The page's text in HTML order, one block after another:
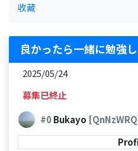
收藏
良かったら一緒に勉強
2025/05/24
募集已終止
#0Bukayo